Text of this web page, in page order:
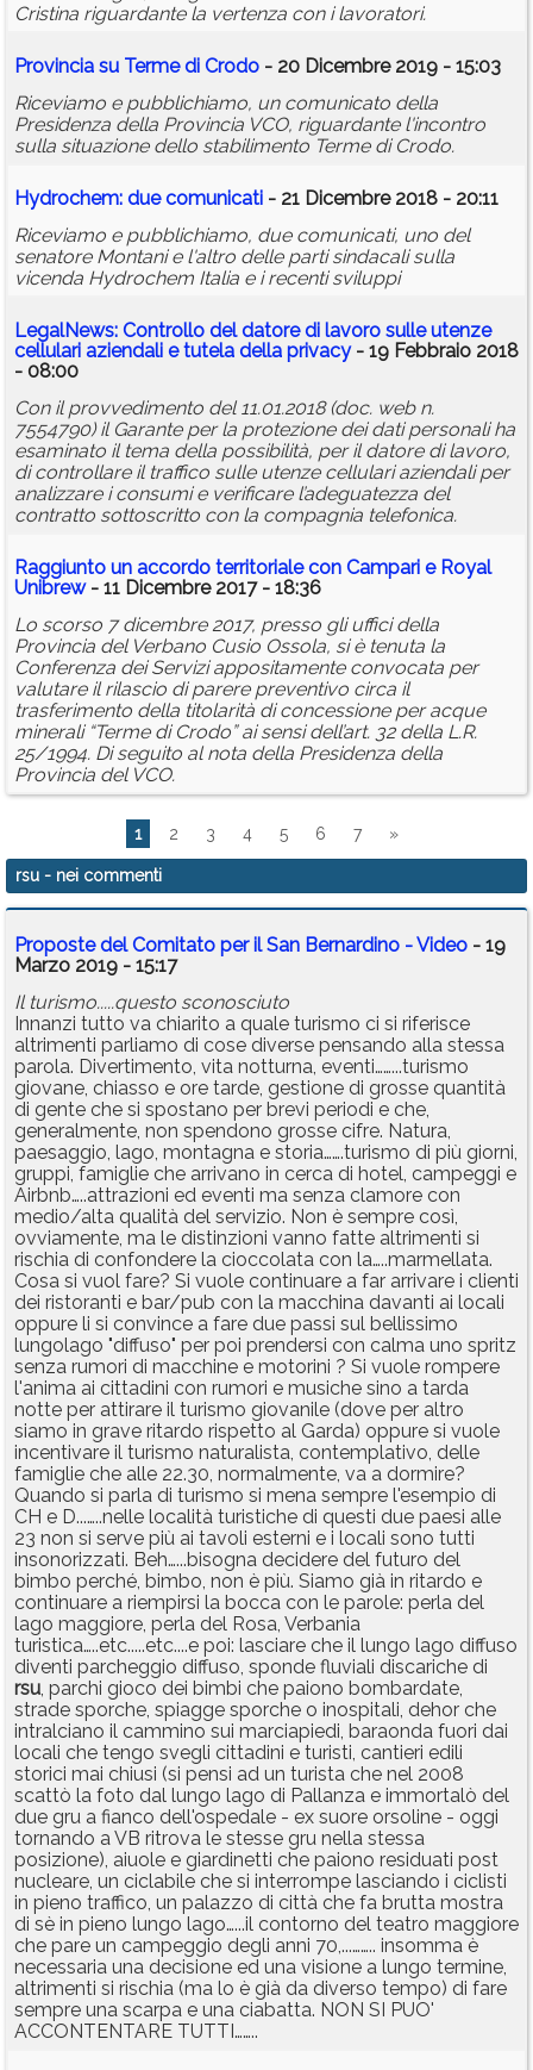
Cristina riguardante la vertenza con i lavoratori.
Provincia su Terme di Crodo - 20 Dicembre 2019 - 15:03
Riceviamo e pubblichiamo, un comunicato della
Presidenza della Provincia VCO, riguardante l'incontro
sulla situazione dello stabilimento Terme di Crodo.
Hydrochem: due comunicati - 21 Dicembre 2018 - 20:11
Riceviamo e pubblichiamo, due comunicati, uno del
senatore Montani e l'altro delle parti sindacali sulla
vicenda Hydrochem Italia e i recenti sviluppi
LegalNews: Controllo del datore di lavoro sulle utenze
cellulari aziendali e tutela della privacy- 19 Febbraio 2018
- 08:00
Con il provvedimento del 11.01.2018 (doc. web n.
7554790) il Garante per la protezione dei dati personali ha
esaminato il tema della possibilità, per il datore di lavoro,
di controllare il traffico sulle utenze cellulari aziendali per
analizzare i consumi e verificare l’adeguatezza del
contratto sottoscritto con la compagnia telefonica.
Raggiunto un accordo territoriale con Campari e Royal
Unibrew- 11 Dicembre 2017 - 18:36
Lo scorso 7 dicembre 2017, presso gli uffici della
Provincia del Verbano Cusio Ossola, si è tenuta la
Conferenza dei Servizi appositamente convocata per
valutare il rilascio di parere preventivo circa il
trasferimento della titolarità di concessione per acque
minerali “Terme di Crodo” ai sensi dell’art. 32 della L.R.
25/1994. Di seguito al nota della Presidenza della
Provincia del VCO.
1 2 3 4 5 6 7 »
rsu - nei commenti
Proposte del Comitato per il San Bernardino - Video - 19
Marzo 2019 - 15:17
Il turismo.....questo sconosciuto
Innanzi tutto va chiarito a quale turismo ci si riferisce
altrimenti parliamo di cose diverse pensando alla stessa
parola. Divertimento, vita notturna, eventi……...turismo
giovane, chiasso e ore tarde, gestione di grosse quantità
di gente che si spostano per brevi periodi e che,
generalmente, non spendono grosse cifre. Natura,
paesaggio, lago, montagna e storia…….turismo di più giorni,
gruppi, famiglie che arrivano in cerca di hotel, campeggi e
Airbnb…..attrazioni ed eventi ma senza clamore con
medio/alta qualità del servizio. Non è sempre così,
ovviamente, ma le distinzioni vanno fatte altrimenti si
rischia di confondere la cioccolata con la…..marmellata.
Cosa si vuol fare? Si vuole continuare a far arrivare i clienti
dei ristoranti e bar/pub con la macchina davanti ai locali
oppure li si convince a fare due passi sul bellissimo
lungolago "diffuso" per poi prendersi con calma uno spritz
senza rumori di macchine e motorini ? Si vuole rompere
l'anima ai cittadini con rumori e musiche sino a tarda
notte per attirare il turismo giovanile (dove per altro
siamo in grave ritardo rispetto al Garda) oppure si vuole
incentivare il turismo naturalista, contemplativo, delle
famiglie che alle 22.30, normalmente, va a dormire?
Quando si parla di turismo si mena sempre l'esempio di
CH e D...…..nelle località turistiche di questi due paesi alle
23 non si serve più ai tavoli esterni e i locali sono tutti
insonorizzati. Beh…...bisogna decidere del futuro del
bimbo perché, bimbo, non è più. Siamo già in ritardo e
continuare a riempirsi la bocca con le parole: perla del
lago maggiore, perla del Rosa, Verbania
turistica…..etc.....etc....e poi: lasciare che il lungo lago diffuso
diventi parcheggio diffuso, sponde fluviali discariche di
rsu, parchi gioco dei bimbi che paiono bombardate,
strade sporche, spiagge sporche o inospitali, dehor che
intralciano il cammino sui marciapiedi, baraonda fuori dai
locali che tengo svegli cittadini e turisti, cantieri edili
storici mai chiusi (si pensi ad un turista che nel 2008
scattò la foto dal lungo lago di Pallanza e immortalò del
due gru a fianco dell'ospedale - ex suore orsoline - oggi
tornando a VB ritrova le stesse gru nella stessa
posizione), aiuole e giardinetti che paiono residuati post
nucleare, un ciclabile che si interrompe lasciando i ciclisti
in pieno traffico, un palazzo di città che fa brutta mostra
di sè in pieno lungo lago…...il contorno del teatro maggiore
che pare un campeggio degli anni 70,...…….. insomma è
necessaria una decisione ed una visione a lungo termine,
altrimenti si rischia (ma lo è già da diverso tempo) di fare
sempre una scarpa e una ciabatta. NON SI PUO'
ACCONTENTARE TUTTI……..